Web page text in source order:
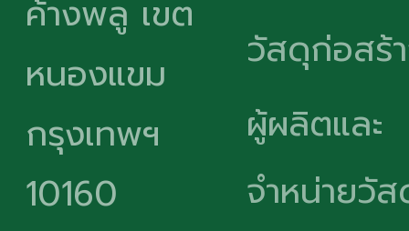
ค้างพลู เขต
หนองแขม
กรุงเทพฯ
10160
วัสดุก่อสร้
ผู้ผลิตและ
จำหน่ายวั